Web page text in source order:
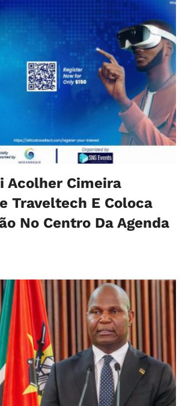
Acolher Cimeira
Traveltech E Coloca
No Centro Da Agenda